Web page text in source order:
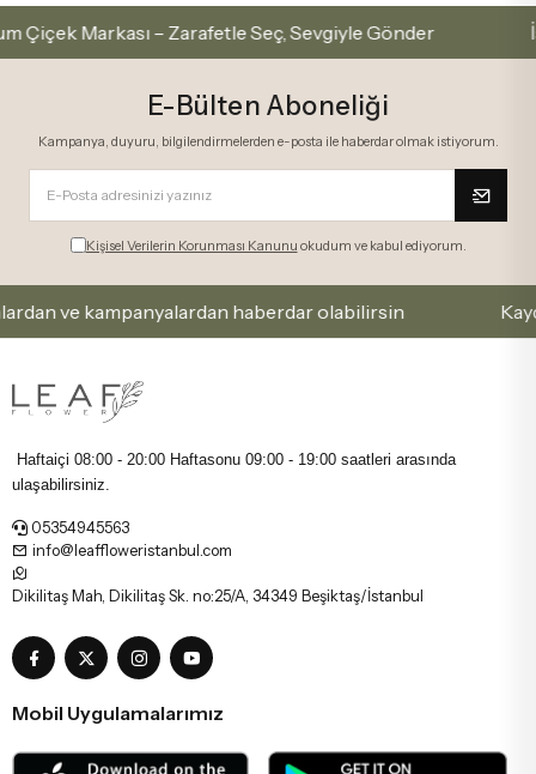
Markası – Zarafetle Seç, Sevgiyle Gönder
E-Bülten Aboneliği
Kampanya, duyuru, bilgilendirmelerden e-posta ile haberdar olmak istiyorum.
Kişisel Verilerin Korunması Kanunu okudum ve kabul ediyorum.
kampanyalardan haberdar olabilirsin Kaydol
Haftaiçi 08:00 - 20:00 Haftasonu 09:00 - 19:00 saatleri arasında
ulaşabilirsiniz.
05354945563
info@leaffloweristanbul.com
Dikilitaş Mah, Dikilitaş Sk. no:25/A, 34349 Beşiktaş/İstanbul
Mobil Uygulamalarımız